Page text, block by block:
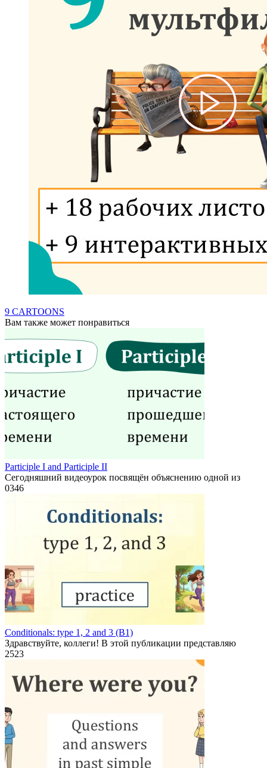
9 CARTOONS
Вам также может понравиться
Participle I and Participle II
Сегодняшний видеоурок посвящён объяснению одной из
0346
Conditionals: type 1, 2 and 3 (B1)
Здравствуйте, коллеги! В этой публикации представляю
2523